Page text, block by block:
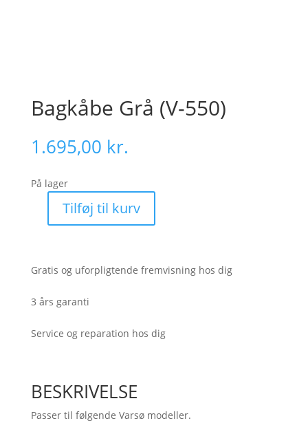
Bagkåbe Grå (V-550)
1.695,00 kr.
På lager
BagkåbeTilføj til kurv
Gratis og uforpligtende fremvisning hos dig
3 års garanti
Service og reparation hos dig
BESKRIVELSE
Passer til følgende Varsø modeller.